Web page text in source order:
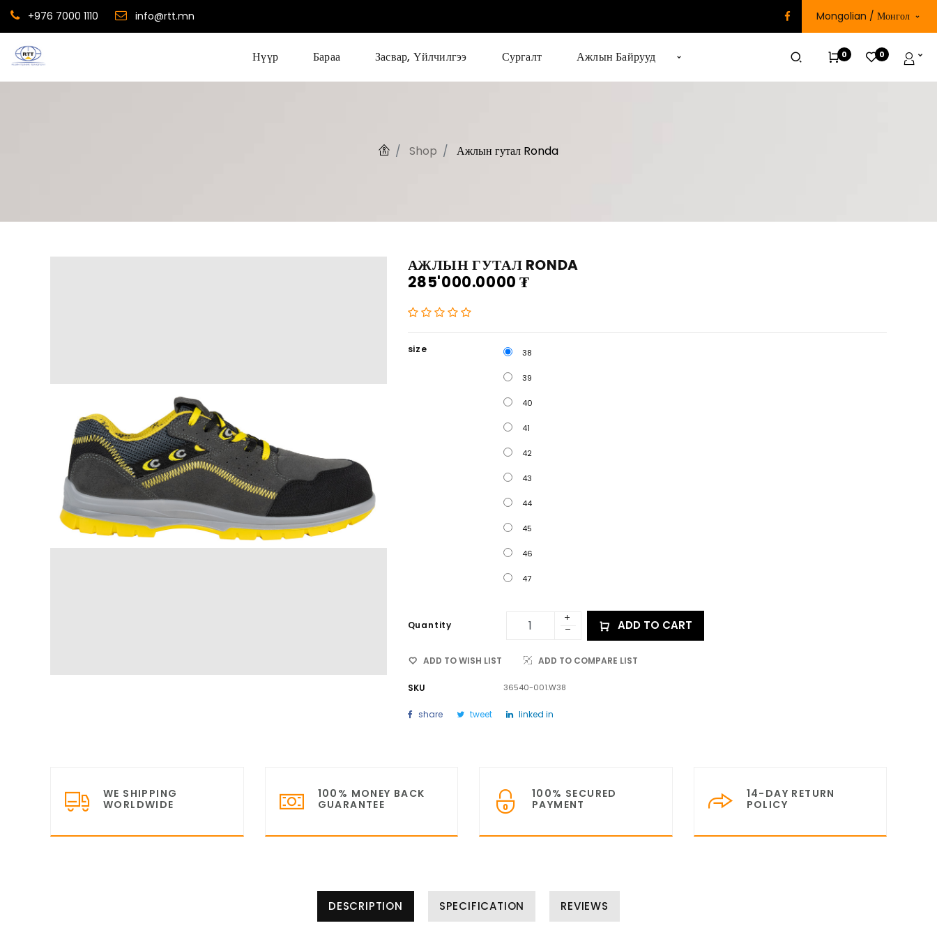
+976 7000 1110 info@rtt.mn Mongolian / Монгол
Нүүр Бараа Засвар, Үйлчилгээ Сургалт Ажлын Байрууд 0 0
Shop Ажлын гутал Ronda
АЖЛЫН ГУТАЛ RONDA
285'000.0000 ₮
size 38
39
40
41
42
43
44
45
46
47
Quantity ADD TO CART
ADD TO WISH LIST ADD TO COMPARE LIST
SKU 36540-001.W38
share tweet linked in
WE SHIPPING
WORLDWIDE
100% MONEY BACK
GUARANTEE
100% SECURED
PAYMENT
14-DAY RETURN
POLICY
DESCRIPTION SPECIFICATION REVIEWS